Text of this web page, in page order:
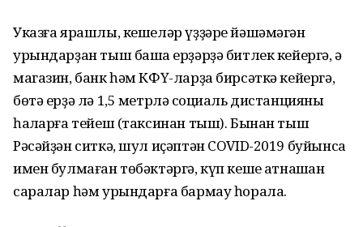
Указға ярашлы, кешеләр үҙҙәре йәшәмәгән
урындарҙан тыш башҡа ерҙәрҙә битлек кейергә, ә
магазин, банк һәм КФҮ-ларҙа бирсәткә кейергә,
бөтә ерҙә лә 1,5 метрләҡ социаль дистанцияны
һаҡларға тейеш (таксинан тыш). Бынан тыш
Рәсәйҙән ситкә, шул иҫәптән COVID-2019 буйынса
имен булмаған төбәктәргә, күп кеше ҡатнашҡан
саралар һәм урындарға бармау һорала.